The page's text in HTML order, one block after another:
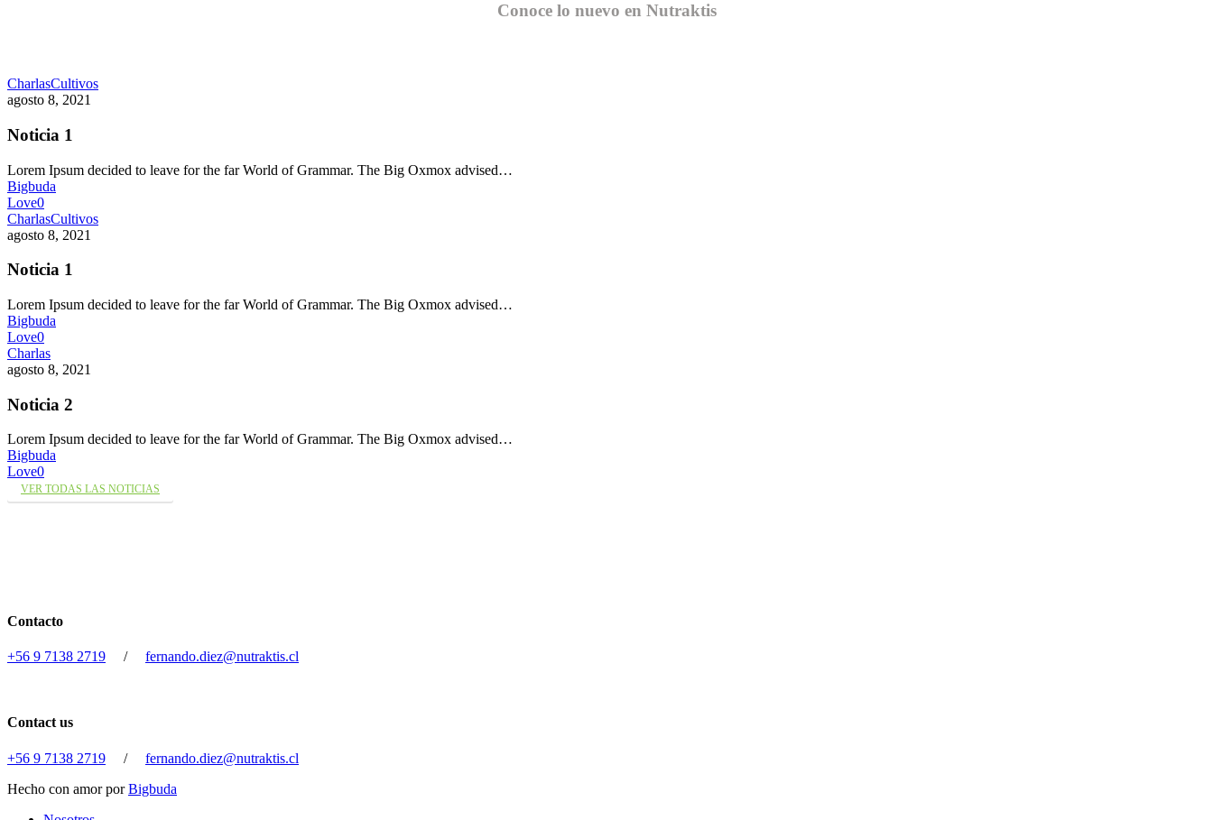
Conoce lo nuevo en Nutraktis
CharlasCultivos
agosto 8, 2021
Noticia 1
Lorem Ipsum decided to leave for the far World of Grammar. The Big Oxmox advised…
Bigbuda
Love0
CharlasCultivos
agosto 8, 2021
Noticia 1
Lorem Ipsum decided to leave for the far World of Grammar. The Big Oxmox advised…
Bigbuda
Love0
Charlas
agosto 8, 2021
Noticia 2
Lorem Ipsum decided to leave for the far World of Grammar. The Big Oxmox advised…
Bigbuda
Love0
VER TODAS LAS NOTICIAS
Contacto
+56 9 7138 2719 / fernando.diez@nutraktis.cl
Contact us
+56 9 7138 2719 / fernando.diez@nutraktis.cl
Hecho con amor porBigbuda